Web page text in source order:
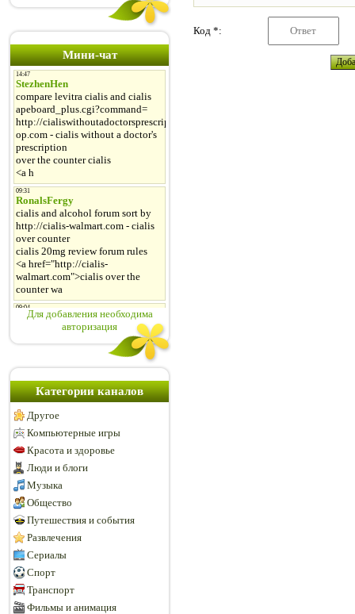
Мини-чат
Для добавления необходима
авторизация
Категории каналов
Другое
Компьютерные игры
Красота и здоровье
Люди и блоги
Музыка
Общество
Путешествия и события
Развлечения
Сериалы
Спорт
Транспорт
Фильмы и анимация
Код *: